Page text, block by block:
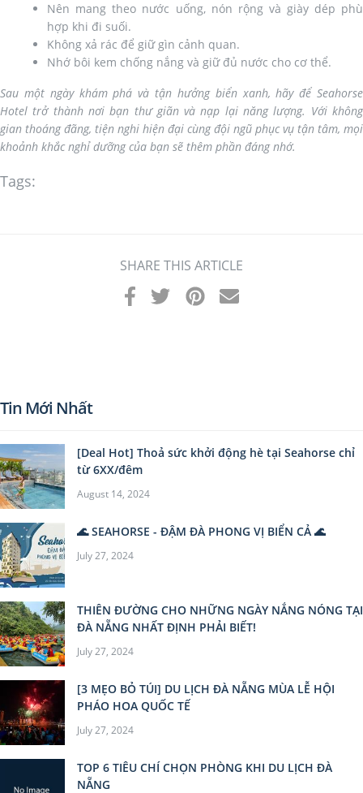
Nên mang theo nước uống, nón rộng và giày dép phù
hợp khi đi suối.
Không xả rác để giữ gìn cảnh quan.
Nhớ bôi kem chống nắng và giữ đủ nước cho cơ thể.
Sau một ngày khám phá và tận hưởng biển xanh, hãy để Seahorse
Hotel trở thành nơi bạn thư giãn và nạp lại năng lượng. Với không
gian thoáng đãng, tiện nghi hiện đại cùng đội ngũ phục vụ tận tâm, mọi
khoảnh khắc nghỉ dưỡng của bạn sẽ thêm phần đáng nhớ.
Tags:
SHARE THIS ARTICLE
Tin Mới Nhất
[Deal Hot] Thoả sức khởi động hè tại Seahorse chỉ
từ 6XX/đêm
August 14, 2024
🌊 SEAHORSE - ĐẬM ĐÀ PHONG VỊ BIỂN CẢ 🌊
July 27, 2024
THIÊN ĐƯỜNG CHO NHỮNG NGÀY NẮNG NÓNG TẠI
ĐÀ NẴNG NHẤT ĐỊNH PHẢI BIẾT!
July 27, 2024
[3 MẸO BỎ TÚI] DU LỊCH ĐÀ NẴNG MÙA LỄ HỘI
PHÁO HOA QUỐC TẾ
July 27, 2024
TOP 6 TIÊU CHÍ CHỌN PHÒNG KHI DU LỊCH ĐÀ
NẴNG